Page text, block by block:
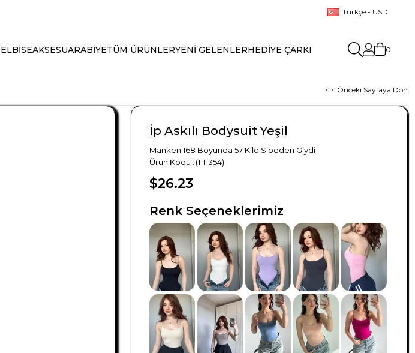
Türkçe - USD
ELBİSEAKSESUARABİYETÜM ÜRÜNLERYENİ GELENLERHEDİYE ÇARKI 0
< < Önceki Sayfaya Dön
İp Askılı Bodysuit Yeşil
Manken 168 Boyunda 57 Kilo S beden Giydi
(111-354)
$26.23
Renk Seçeneklerimiz
TÜKENDI